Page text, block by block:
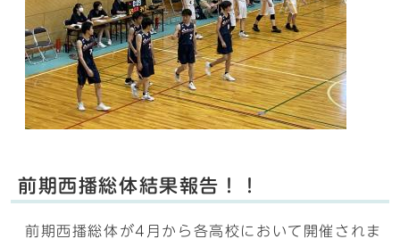
前期西播総体結果報告！！
前期西播総体が4月から各高校において開催されま